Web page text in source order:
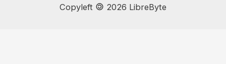
Copyleft 🄯 2026 LibreByte